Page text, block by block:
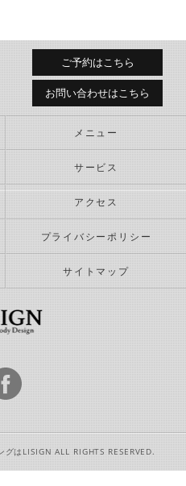
ご予約はこちら
お問い合わせはこちら
メニュー
サービス
アクセス
プライバシーポリシー
サイトマップ
はLISIGN ALL RIGHTS RESERVED.